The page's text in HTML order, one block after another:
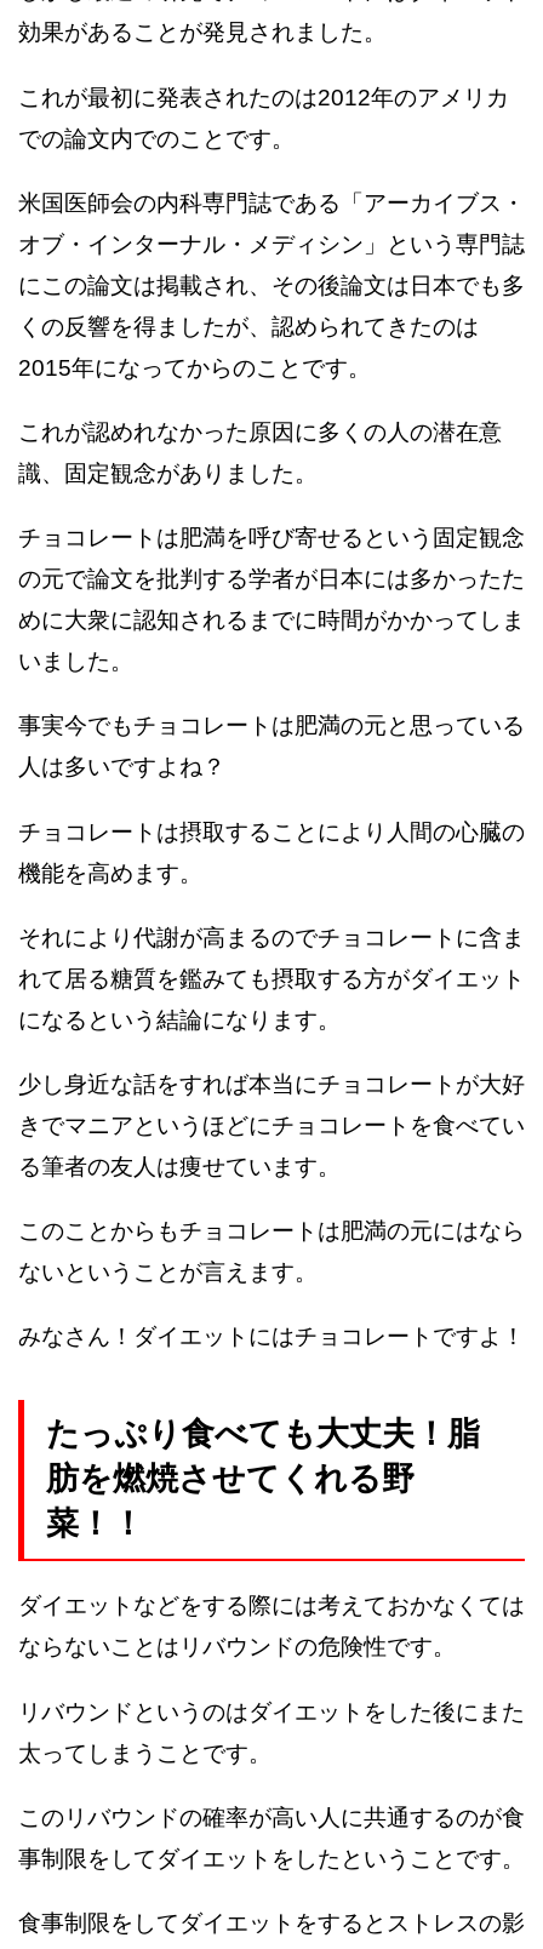
効果があることが発見されました。
これが最初に発表されたのは2012年のアメリカ
での論文内でのことです。
米国医師会の内科専門誌である「アーカイブス・
オブ・インターナル・メディシン」という専門誌
にこの論文は掲載され、その後論文は日本でも多
くの反響を得ましたが、認められてきたのは
2015年になってからのことです。
これが認めれなかった原因に多くの人の潜在意
識、固定観念がありました。
チョコレートは肥満を呼び寄せるという固定観念
の元で論文を批判する学者が日本には多かったた
めに大衆に認知されるまでに時間がかかってしま
いました。
事実今でもチョコレートは肥満の元と思っている
人は多いですよね？
チョコレートは摂取することにより人間の心臓の
機能を高めます。
それにより代謝が高まるのでチョコレートに含ま
れて居る糖質を鑑みても摂取する方がダイエット
になるという結論になります。
少し身近な話をすれば本当にチョコレートが大好
きでマニアというほどにチョコレートを食べてい
る筆者の友人は痩せています。
このことからもチョコレートは肥満の元にはなら
ないということが言えます。
みなさん！ダイエットにはチョコレートですよ！
たっぷり食べても大丈夫！脂
肪を燃焼させてくれる野
菜！！
ダイエットなどをする際には考えておかなくては
ならないことはリバウンドの危険性です。
リバウンドというのはダイエットをした後にまた
太ってしまうことです。
このリバウンドの確率が高い人に共通するのが食
事制限をしてダイエットをしたということです。
食事制限をしてダイエットをするとストレスの影